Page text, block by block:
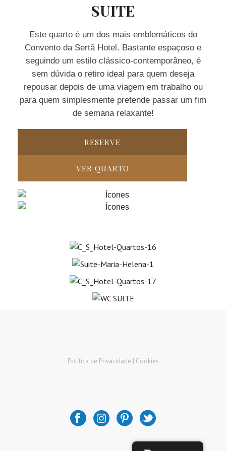
SUITE
Este quarto é um dos mais emblemáticos do
Convento da Sertã Hotel. Bastante espaçoso e
seguindo um estilo clássico-contemporâneo, é
sem dúvida o retiro ideal para quem deseja
repousar depois de uma viagem em trabalho ou
para quem simplesmente pretende passar um fim
de semana relaxante!
RESERVE
VER QUARTO
Política de Privacidade | Cookies